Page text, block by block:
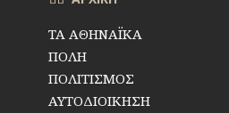
ΤΑ ΑΘΗΝΑΪΚΑ
ΠΟΛΗ
ΠΟΛΙΤΙΣΜΟΣ
ΑΥΤΟΔΙΟΙΚΗΣΗ